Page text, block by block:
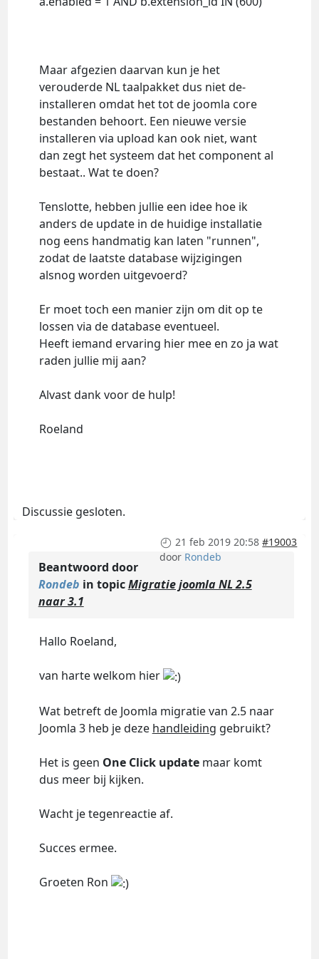
Maar afgezien daarvan kun je het
verouderde NL taalpakket dus niet de-
installeren omdat het tot de joomla core
bestanden behoort. Een nieuwe versie
installeren via upload kan ook niet, want
dan zegt het systeem dat het component al
bestaat.. Wat te doen?
Tenslotte, hebben jullie een idee hoe ik
anders de update in de huidige installatie
nog eens handmatig kan laten "runnen",
zodat de laatste database wijzigingen
alsnog worden uitgevoerd?
Er moet toch een manier zijn om dit op te
lossen via de database eventueel.
Heeft iemand ervaring hier mee en zo ja wat
raden jullie mij aan?
Alvast dank voor de hulp!
Roeland
Discussie gesloten.
21 feb 2019 20:58 #19003
door Rondeb
Beantwoord door
Rondeb in topicMigratie joomla NL 2.5
naar 3.1
Hallo Roeland,
van harte welkom hier
Wat betreft de Joomla migratie van 2.5 naar
Joomla 3 heb je deze handleiding gebruikt?
Het is geen One Click updatemaar komt
dus meer bij kijken.
Wacht je tegenreactie af.
Succes ermee.
Groeten Ron